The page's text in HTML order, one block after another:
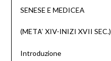
SENESE E MEDICEA
(META’ XIV-INIZI XVII SEC.)
Introduzione